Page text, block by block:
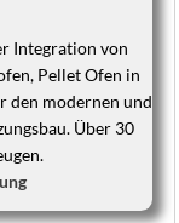
Integration von
Pellet Ofen in
den modernen und
Über 30